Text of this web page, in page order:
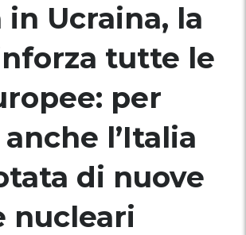
in Ucraina, la
tutte le
per
l’Italia
di nuove
nucleari